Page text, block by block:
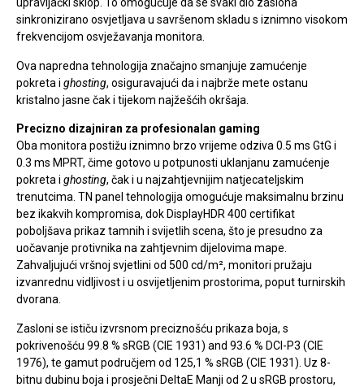
upravljački sklop. To omogućuje da se svaki dio zaslona
sinkronizirano osvjetljava u savršenom skladu s iznimno visokom
frekvencijom osvježavanja monitora.
Ova napredna tehnologija značajno smanjuje zamućenje
pokreta i ghosting, osiguravajući da i najbrže mete ostanu
kristalno jasne čak i tijekom najžešćih okršaja.
Precizno dizajniran za profesionalan gaming
Oba monitora postižu iznimno brzo vrijeme odziva 0.5 ms GtG i
0.3 ms MPRT, čime gotovo u potpunosti uklanjanu zamućenje
pokreta i ghosting, čak i u najzahtjevnijim natjecateljskim
trenutcima. TN panel tehnologija omogućuje maksimalnu brzinu
bez ikakvih kompromisa, dok DisplayHDR 400 certifikat
poboljšava prikaz tamnih i svijetlih scena, što je presudno za
uočavanje protivnika na zahtjevnim dijelovima mape.
Zahvaljujući vršnoj svjetlini od 500 cd/m², monitori pružaju
izvanrednu vidljivost i u osvijetljenim prostorima, poput turnirskih
dvorana.
Zasloni se ističu izvrsnom preciznošću prikaza boja, s
pokrivenošću 99.8 % sRGB (CIE 1931) and 93.6 % DCI-P3 (CIE
1976), te gamut područjem od 125,1 % sRGB (CIE 1931). Uz 8-
bitnu dubinu boja i prosječni DeltaE Manji od 2 u sRGB prostoru,